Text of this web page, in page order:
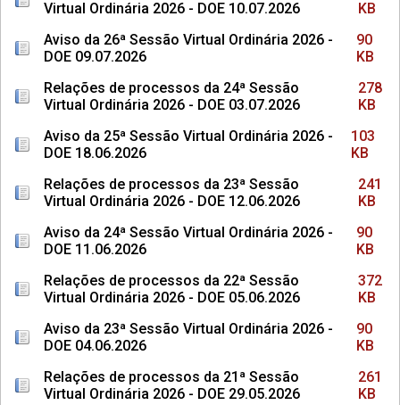
Virtual Ordinária 2026 - DOE 10.07.2026
KB
Aviso da 26ª Sessão Virtual Ordinária 2026 -
DOE 09.07.2026
90
KB
Relações de processos da 24ª Sessão
Virtual Ordinária 2026 - DOE 03.07.2026
278
KB
Aviso da 25ª Sessão Virtual Ordinária 2026 -
DOE 18.06.2026
103
KB
Relações de processos da 23ª Sessão
Virtual Ordinária 2026 - DOE 12.06.2026
241
KB
Aviso da 24ª Sessão Virtual Ordinária 2026 -
DOE 11.06.2026
90
KB
Relações de processos da 22ª Sessão
Virtual Ordinária 2026 - DOE 05.06.2026
372
KB
Aviso da 23ª Sessão Virtual Ordinária 2026 -
DOE 04.06.2026
90
KB
Relações de processos da 21ª Sessão
Virtual Ordinária 2026 - DOE 29.05.2026
261
KB